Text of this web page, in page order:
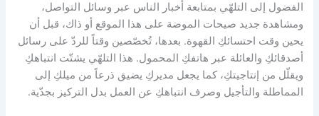
الفضول إلى التلهّي بمتابعة أخبار الناس عبر وسائل التواصل،
ومشاهدة جديد صيحات الموضة على هذا الموقع أو ذاك، قبل أن
يحين وقت احتسائكِ القهوة. بعدها، تُخصّصين وقتاً للردّ على رسائل
أصدقائكِ والعائلة عبر هاتفكِ المحمول. هذا التلهّي يشتّت انتباهكِ
ويقلّل من إنتاجيتكِ، كما يجعل مديركِ يضيق ذرعاً من ميلكِ إلى
المماطلة والتأجيل وصرف انتباهكِ عن العمل بدل التركيز بجدّية.